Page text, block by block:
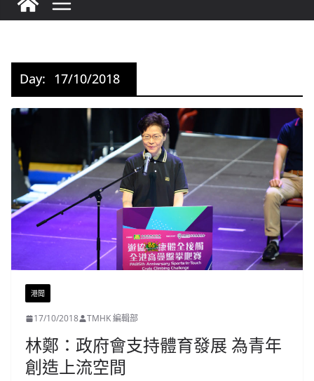
Day: 17/10/2018
港聞
17/10/2018 TMHK 編輯部
林鄭：政府會支持體育發展 為青年
創造上流空間